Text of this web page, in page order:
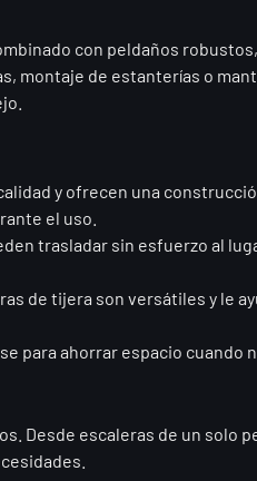
con peldaños
montaje de estanterías o
y ofrecen una
el uso.
trasladar sin esfuerzo al
de tijera son versátiles y le
para ahorrar espacio cuando
Desde escaleras de un solo